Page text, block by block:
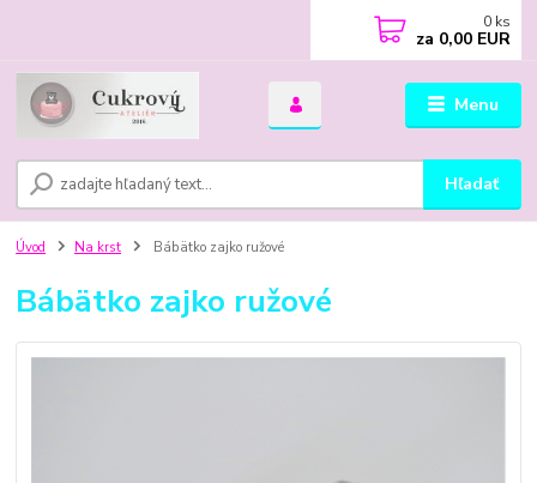
Menu
Hľadať
0 ks
za 0,00 EUR
Úvod Na krst Bábätko zajko ružové
Bábätko zajko ružové